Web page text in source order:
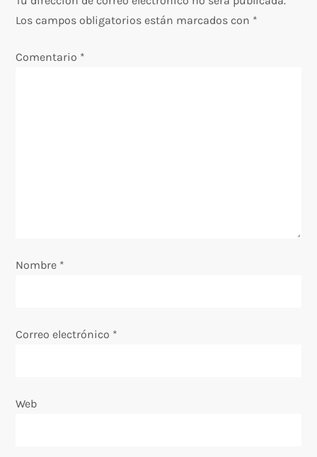
n
t
Los campos obligatorios están marcados con *
Comentario *
Nombre *
Correo electrónico *
Web